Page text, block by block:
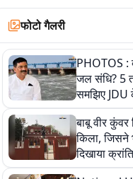
फोटो गैलरी
PHOTOS :
जल संधि? 5
समझिए JDU
लेकर बिहार
पूरी कहानी
बाबू वीर कुंवर
किला, जिसने
दिखाया
तस्वीरों में